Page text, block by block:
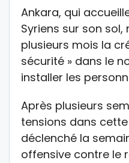
Ankara, qui
Syriens sur son
plusieurs mois la
sécurité » dans le
installer les
Après plusieurs
tensions dans
déclenché la
offensive contre le